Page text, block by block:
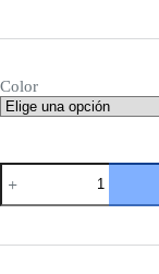
Color
Diadema
Con
Cancelación
Ruido